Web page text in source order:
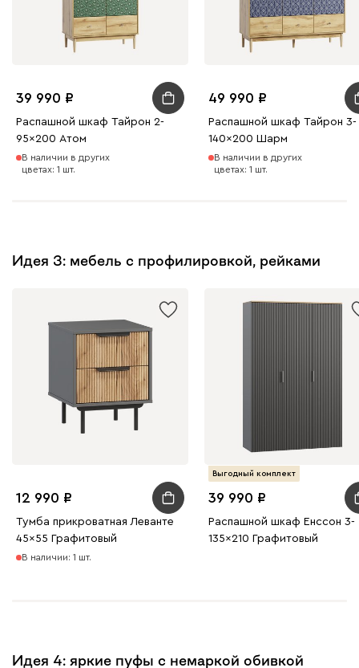
39 990
Распашной шкаф Тайрон 2-
95x200 Атом
В наличии в других
цветах: 1 шт.
49 990
Распашной шкаф Тайрон 3-
140x200 Шарм ​
В наличии в других
цветах: 1 шт.
Идея 3: мебель с профилировкой, рейками
12 990
Тумба прикроватная Леванте
45x55 Графитовый
В наличии: 1 шт.
Выгодный комплект
39 990
Распашной шкаф Енссон 3-
135x210 Графитовый
Идея 4: яркие пуфы с немаркой обивкой